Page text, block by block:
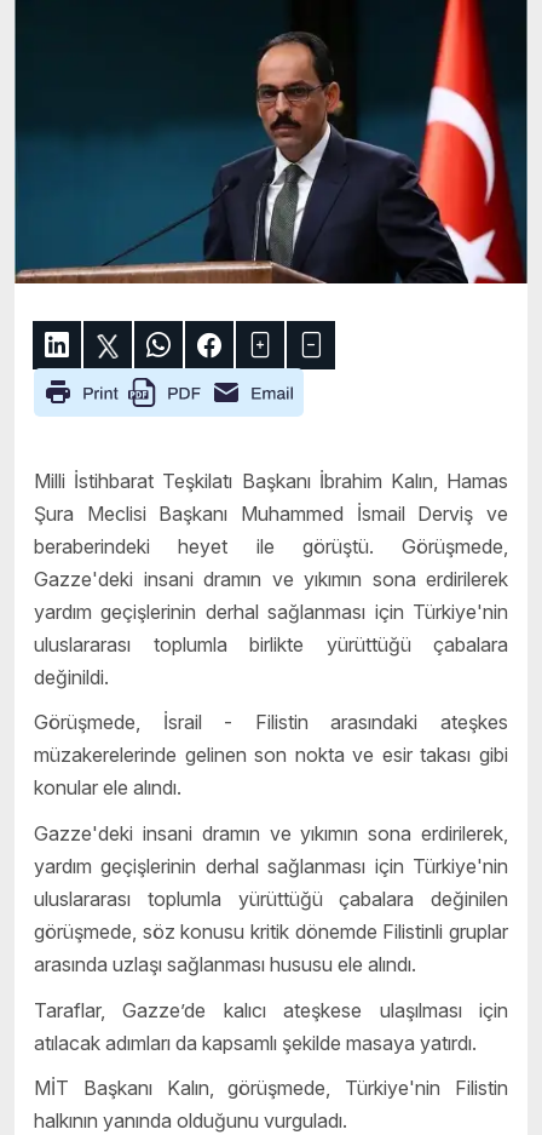
Milli İstihbarat Teşkilatı Başkanı İbrahim Kalın, Hamas
Şura Meclisi Başkanı Muhammed İsmail Derviş ve
beraberindeki heyet ile görüştü. Görüşmede,
Gazze'deki insani dramın ve yıkımın sona erdirilerek
yardım geçişlerinin derhal sağlanması için Türkiye'nin
uluslararası toplumla birlikte yürüttüğü çabalara
değinildi.
Görüşmede, İsrail - Filistin arasındaki ateşkes
müzakerelerinde gelinen son nokta ve esir takası gibi
konular ele alındı.
Gazze'deki insani dramın ve yıkımın sona erdirilerek,
yardım geçişlerinin derhal sağlanması için Türkiye'nin
uluslararası toplumla yürüttüğü çabalara değinilen
görüşmede, söz konusu kritik dönemde Filistinli gruplar
arasında uzlaşı sağlanması hususu ele alındı.
Taraflar, Gazze’de kalıcı ateşkese ulaşılması için
atılacak adımları da kapsamlı şekilde masaya yatırdı.
MİT Başkanı Kalın, görüşmede, Türkiye'nin Filistin
halkının yanında olduğunu vurguladı.